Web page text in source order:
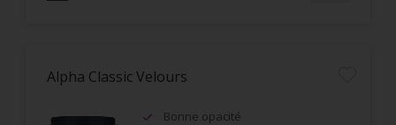
Alpha Classic Velours
Bonne opacité